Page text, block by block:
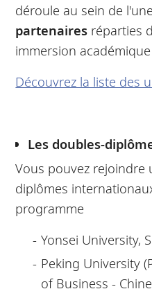
déroule au sein de
partenaires réparties
immersion
Découvrez la liste des
Les doubles-
Vous pouvez rejoindre
diplômes
programme
Yonsei University,
Peking University
of Business - Chine